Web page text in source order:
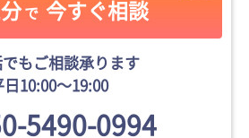
で 今すぐ相談
でもご相談承ります
日10:00〜19:00
5490-0994